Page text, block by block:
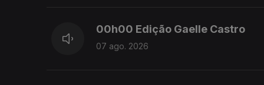
00h00 Edição Gaelle Castro
07 ago. 2026